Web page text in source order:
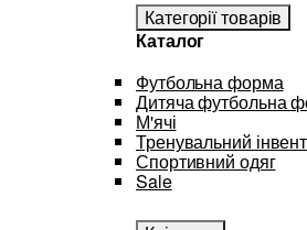
Категорії товарів
Каталог
Футбольна форма
Дитяча футбольна
М'ячі
Тренувальний
Спортивний одяг
Sale